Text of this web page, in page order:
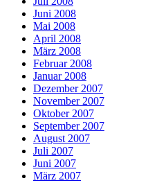
Juni 2008
Mai 2008
April 2008
März 2008
Februar 2008
Januar 2008
Dezember 2007
November 2007
Oktober 2007
September 2007
August 2007
Juli 2007
Juni 2007
März 2007